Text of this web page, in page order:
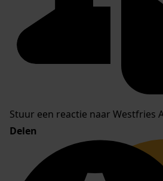
Stuur een reactie naar Westfries
Delen